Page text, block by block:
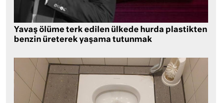
Yavaş ölüme terk edilen ülkede hurda plastikten
benzin üreterek yaşama tutunmak